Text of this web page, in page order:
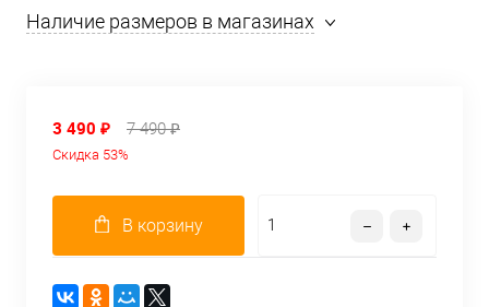
Наличие размеров в магазинах
3 490 ₽ 7 490 ₽
Скидка 53%
В корзину